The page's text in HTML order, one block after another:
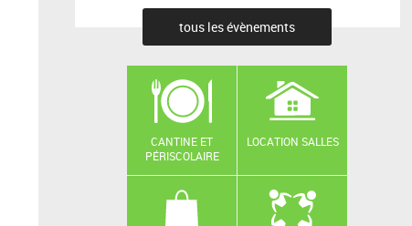
tous les évènements
CANTINE ET
PÉRISCOLAIRE
LOCATION SALLES